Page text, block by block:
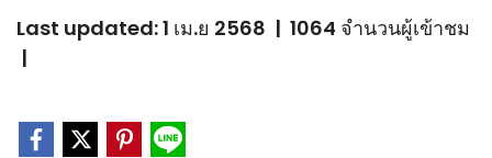
Last updated: 1 เม.ย 2568 | 1064 จำนวนผู้เข้าชม
|